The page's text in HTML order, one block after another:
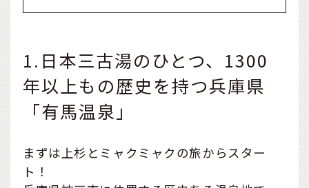
1.日本三古湯のひとつ、1300
年以上もの歴史を持つ兵庫県
「有馬温泉」
まずは上杉とミャクミャクの旅からスター
ト！